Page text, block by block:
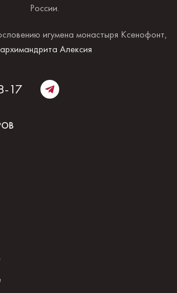
России.
игумена монастыря Ксенофонт,
архимандрита Алексия
17